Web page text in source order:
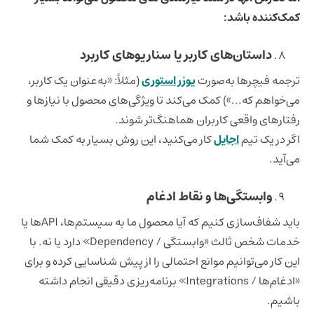
کمک‌کننده باشد:
داستان‌های کاربر یا سناریوهای کاربرد
ترجمه فیچرها به‌صورتیوزر استوری(مثلاً: «به‌عنوان یک کاربر،
می‌خواهم که...») کمک می‌کند تا ویژگی‌های محصول با نیازها و
رفتارهای واقعی کاربران هماهنگ‌تر شوند.
اگر در یک تیماجایلکار می‌کنید، این روش بسیار به کمک شما
می‌آید.
وابستگی‌ها و نقاط ادغام
باید شفاف‌سازی کنیم که آیا محصول ما به سیستم‌ها، APIها یا
خدمات شخص ثالث «وابستگی / Dependency» دارد یا نه. با
این کار می‌توانیم موانع احتمالی را از پیش شناسایی کرده و برای
«ادغام‌ها / Integrations» برنامه‌ریزی دقیقی انجام داشته
باشیم.